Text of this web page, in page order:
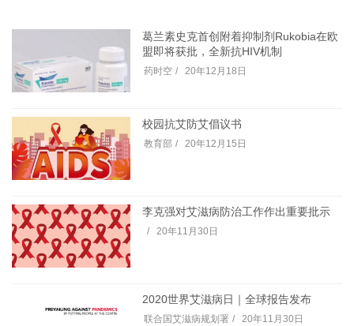
葛兰素史克首创附着抑制剂Rukobia在欧
盟即将获批，全新抗HIV机制
药时空 20年12月18日
校园抗艾防艾倡议书
教育部 20年12月15日
李克强对艾滋病防治工作作出重要批示
20年11月30日
2020世界艾滋病日｜全球报告发布
联合国艾滋病规划署 20年11月30日